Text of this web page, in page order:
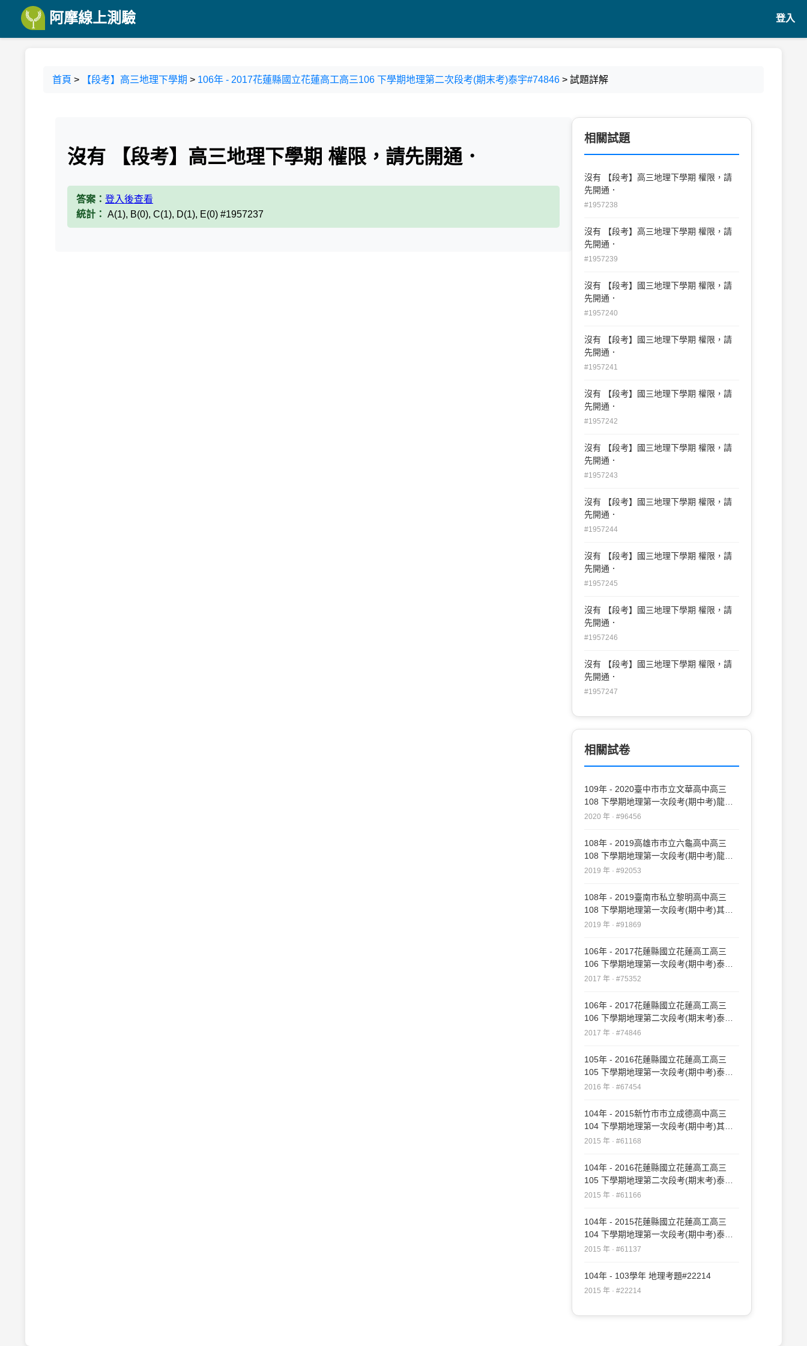
阿摩線上測驗 登入
首頁 > 【段考】高三地理下學期 > 106年 - 2017花蓮縣國立花蓮高工高三106 下學期地理第二次段考(期末考)泰宇#74846 > 試題詳解
沒有 【段考】高三地理下學期 權限，請先開通．
答案： 登入後查看
統計： A(1), B(0), C(1), D(1), E(0) #1957237
相關試題
沒有 【段考】高三地理下學期 權限，請
先開通．
#1957238
沒有 【段考】高三地理下學期 權限，請
先開通．
#1957239
沒有 【段考】國三地理下學期 權限，請
先開通．
#1957240
沒有 【段考】國三地理下學期 權限，請
先開通．
#1957241
沒有 【段考】國三地理下學期 權限，請
先開通．
#1957242
沒有 【段考】國三地理下學期 權限，請
先開通．
#1957243
沒有 【段考】國三地理下學期 權限，請
先開通．
#1957244
沒有 【段考】國三地理下學期 權限，請
先開通．
#1957245
沒有 【段考】國三地理下學期 權限，請
先開通．
#1957246
沒有 【段考】國三地理下學期 權限，請
先開通．
#1957247
相關試卷
109年 - 2020臺中市市立文華高中高三
108 下學期地理第一次段考(期中考)龍騰
#96456
2020 年 · #96456
108年 - 2019高雄市市立六龜高中高三
108 下學期地理第一次段考(期中考)龍騰
#92053
2019 年 · #92053
108年 - 2019臺南市私立黎明高中高三
108 下學期地理第一次段考(期中考)其他
#91869
2019 年 · #91869
106年 - 2017花蓮縣國立花蓮高工高三
106 下學期地理第一次段考(期中考)泰宇
#75352
2017 年 · #75352
106年 - 2017花蓮縣國立花蓮高工高三
106 下學期地理第二次段考(期末考)泰宇
#74846
2017 年 · #74846
105年 - 2016花蓮縣國立花蓮高工高三
105 下學期地理第一次段考(期中考)泰宇
#67454
2016 年 · #67454
104年 - 2015新竹市市立成德高中高三
104 下學期地理第一次段考(期中考)其他
#61168
2015 年 · #61168
104年 - 2016花蓮縣國立花蓮高工高三
105 下學期地理第二次段考(期末考)泰宇
#61166
2015 年 · #61166
104年 - 2015花蓮縣國立花蓮高工高三
104 下學期地理第一次段考(期中考)泰宇
#61137
2015 年 · #61137
104年 - 103學年 地理考題#22214
2015 年 · #22214